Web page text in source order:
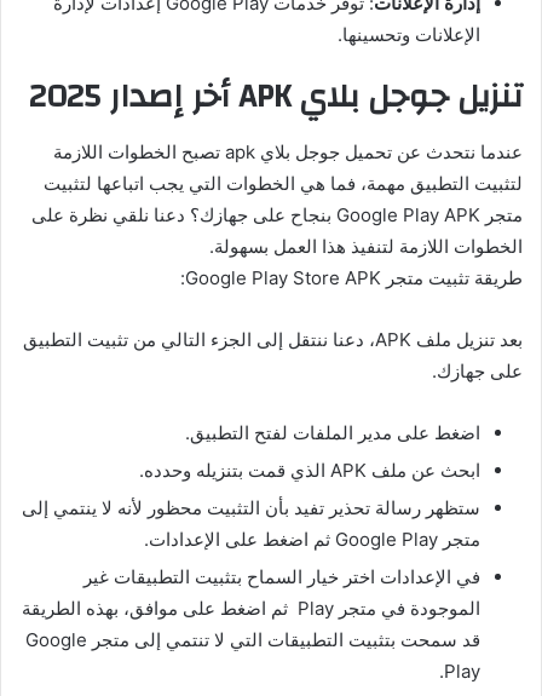
الإعلانات وتحسينها.
تنزيل جوجل بلاي APK أخر إصدار 2025
عندما نتحدث عن تحميل جوجل بلاي apk تصبح الخطوات اللازمة
لتثبيت التطبيق مهمة، فما هي الخطوات التي يجب اتباعها لتثبيت
متجر Google Play APK بنجاح على جهازك؟ دعنا نلقي نظرة على
الخطوات اللازمة لتنفيذ هذا العمل بسهولة.
طريقة تثبيت متجر Google Play Store APK:
بعد تنزيل ملف APK، دعنا ننتقل إلى الجزء التالي من تثبيت التطبيق
على جهازك.
اضغط على مدير الملفات لفتح التطبيق.
ابحث عن ملف APK الذي قمت بتنزيله وحدده.
ستظهر رسالة تحذير تفيد بأن التثبيت محظور لأنه لا ينتمي إلى
متجر Google Play ثم اضغط على الإعدادات.
في الإعدادات اختر خيار السماح بتثبيت التطبيقات غير
الموجودة في متجر Play ثم اضغط على موافق، بهذه الطريقة
قد سمحت بتثبيت التطبيقات التي لا تنتمي إلى متجر Google
Play.